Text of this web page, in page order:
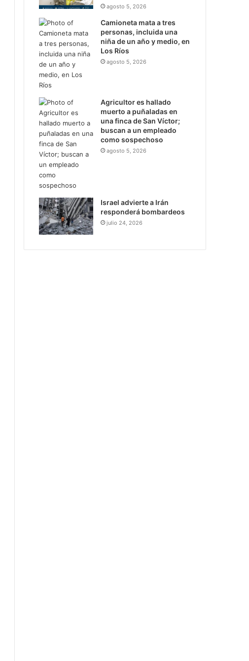
agosto 5, 2026
Camioneta mata a tres
personas, incluida una
niña de un año y medio, en
Los Ríos
agosto 5, 2026
Agricultor es hallado
muerto a puñaladas en
una finca de San Víctor;
buscan a un empleado
como sospechoso
agosto 5, 2026
Israel advierte a Irán
responderá bombardeos
julio 24, 2026